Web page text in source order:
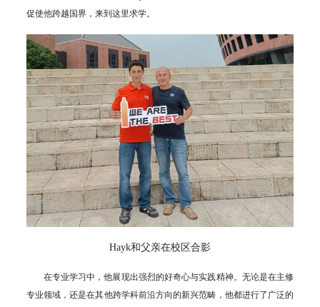
促使他跨越国界，来到这里求学。
Hayk和父亲在校区合影
在专业学习中，他展现出强烈的好奇心与实践精神。无论是在主修
专业领域，还是在其他跨学科前沿方向的新兴范畴，他都进行了广泛的